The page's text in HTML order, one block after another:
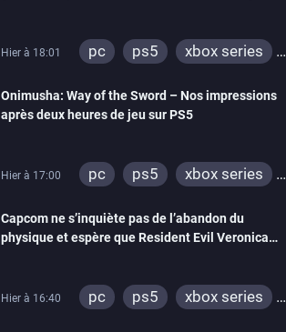
Hier à 18:01 pc ps5
xbox series
Onimusha: Way of the Sword – Nos impressions
après deux heures de jeu sur PS5
Hier à 17:00 pc ps5
xbox series
Capcom ne s’inquiète pas de l’abandon du
physique et espère que Resident Evil Veronica
Hier à 16:40 pc ps5
xbox series